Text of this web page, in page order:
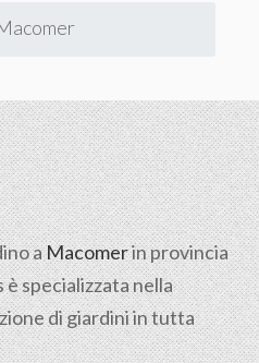
aMacomerin provincia
specializzata nella
di giardini in tutta